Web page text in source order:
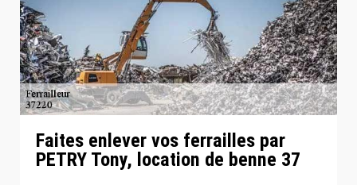
Faites enlever vos ferrailles par
PETRY Tony, location de benne 37